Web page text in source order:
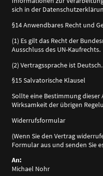
sich in der
§14 Anwendbares Recht und
(1) Es gilt das Recht der
Ausschluss des UN-Kaufrechts.
(2) Vertragssprache ist Deutsch.
§15 Salvatorische Klausel
Sollte eine Bestimmung dieser
Wirksamkeit der übrigen
Widerrufsformular
(Wenn Sie den Vertrag
Formular aus und senden Sie
An:
Michael Nohr